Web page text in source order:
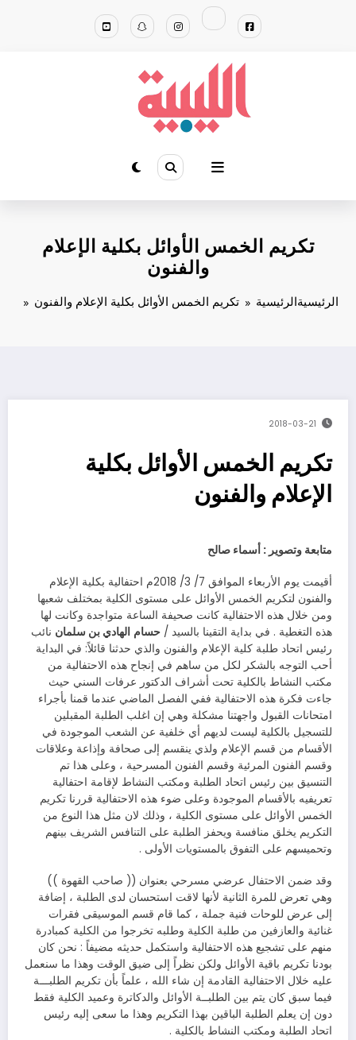
تكريم الخمس الأوائل بكلية الإعلام
والفنون
الرئيسيةالرئيسية تكريم الخمس الأوائل بكلية الإعلام والفنون
2018-03-21
تكريم الخمس الأوائل بكلية
الإعلام والفنون
متابعة وتصوير : أسماء صالح
أقيمت يوم الأربعاء الموافق 7/ 3/ 2018م احتفالية بكلية الإعلام
والفنون لتكريم الخمس الأوائل على مستوى الكلية بمختلف شعبها
ومن خلال هذه الاحتفالية كانت صحيفة الساعة متواجدة وكانت لها
هذه التغطية . في بداية التقينا بالسيد / حسام الهادي بن سلمان نائب
رئيس اتحاد طلبة كلية الإعلام والفنون والذي حدثنا قائلاً: في البداية
أحب التوجه بالشكر لكل من ساهم في إنجاح هذه الاحتفالية من
مكتب النشاط بالكلية تحت أشراف الدكتور عرفات السني حيث
جاءت فكرة هذه الاحتفالية ففي الفصل الماضي عندما قمنا بأجراء
امتحانات القبول واجهتنا مشكلة وهي إن اغلب الطلبة المقبلين
للتسجيل بالكلية ليست لديهم أي خلفية عن الشعب الموجودة في
الأقسام من قسم الإعلام ولذي ينقسم إلى صحافة وإذاعة وعلاقات
وقسم الفنون المرئية وقسم الفنون المسرحية ، وعلى هذا تم
التنسيق بين رئيس اتحاد الطلبة ومكتب النشاط لإقامة احتفالية
تعريفيه بالأقسام الموجودة وعلى ضوء هذه الاحتفالية قررنا تكريم
الخمس الأوائل على مستوى الكلية ، وذلك لان مثل هذا النوع من
التكريم يخلق منافسة ويحفز الطلبة على التنافس الشريف بينهم
وتحميسهم على التفوق بالمستويات الأولى .
وقد ضمن الاحتفال عرضي مسرحي بعنوان (( صاحب القهوة ))
وهي تعرض للمرة الثانية لأنها لاقت استحسان لدى الطلبة ، إضافة
إلى عرض للوحات فنية جملة ، كما قام قسم الموسيقى فقرات
غنائية والعازفين من طلبة الكلية وطلبه تخرجوا من الكلية كمبادرة
منهم على تشجيع هذه الاحتفالية واستكمل حديثه مضيفاً : نحن كان
بودنا تكريم باقية الأوائل ولكن نظراً إلى ضيق الوقت وهذا ما سنعمل
عليه خلال الاحتفالية القادمة إن شاء الله ، علماً بأن تكريم الطلبـــة
فيما سبق كان يتم بين الطلبــة الأوائل والدكاترة وعميد الكلية فقط
دون إن يعلم الطلبة الباقين بهذا التكريم وهذا ما سعى إليه رئيس
اتحاد الطلبة ومكتب النشاط بالكلية .